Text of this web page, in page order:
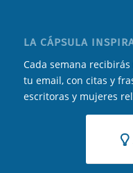
LA CÁPSULA
Cada semana
tu email, con citas y
escritoras y mujeres